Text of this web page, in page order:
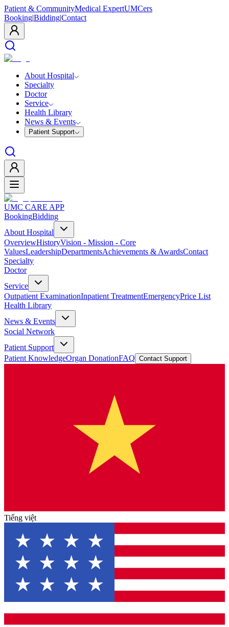
Patient & CommunityMedical ExpertUMCers
Booking|Bidding|Contact
About Hospital
Specialty
Doctor
Service
Health Library
News & Events
Patient Support
UMC CARE APP
BookingBidding
About Hospital
OverviewHistoryVision - Mission - Core
ValuesLeadershipDepartmentsAchievements & AwardsContact
Specialty
Doctor
Service
Outpatient ExaminationInpatient TreatmentEmergencyPrice List
Health Library
News & Events
Social Network
Patient Support
Patient KnowledgeOrgan DonationFAQ Contact Support
Tiếng việt